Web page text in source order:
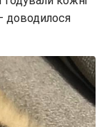
доводилося